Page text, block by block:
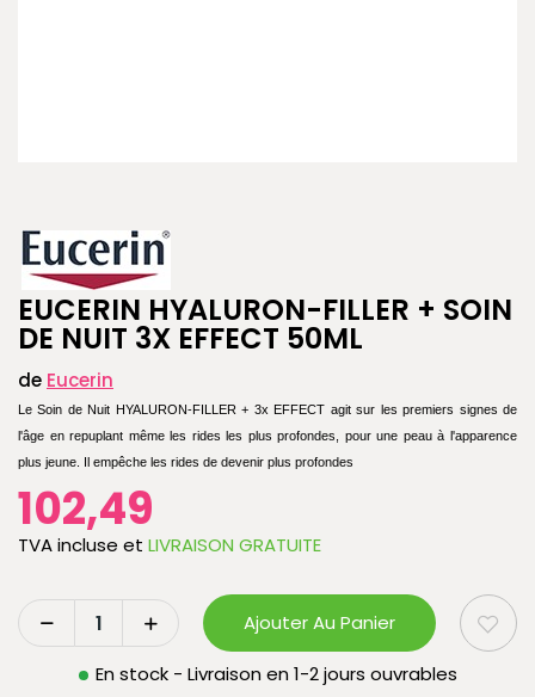
EUCERIN HYALURON-FILLER + SOIN
DE NUIT 3X EFFECT 50ML
de Eucerin
Le Soin de Nuit HYALURON-FILLER + 3x EFFECT agit sur les premiers signes de
l'âge en repuplant même les rides les plus profondes, pour une peau à l'apparence
plus jeune. Il empêche les rides de devenir plus profondes
102,49
TVA incluse et LIVRAISON GRATUITE
Ajouter Au Panier
En stock - Livraison en 1-2 jours ouvrables